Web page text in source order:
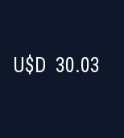
U$D 30.03